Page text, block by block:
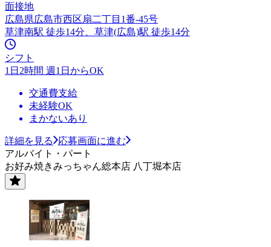
面接地
広島県広島市西区扇二丁目1番-45号
草津南駅 徒歩14分、草津(広島)駅 徒歩14分
シフト
1日2時間 週1日からOK
交通費支給
未経験OK
まかないあり
詳細を見る
応募画面に進む
アルバイト・パート
お好み焼きみっちゃん総本店 八丁堀本店